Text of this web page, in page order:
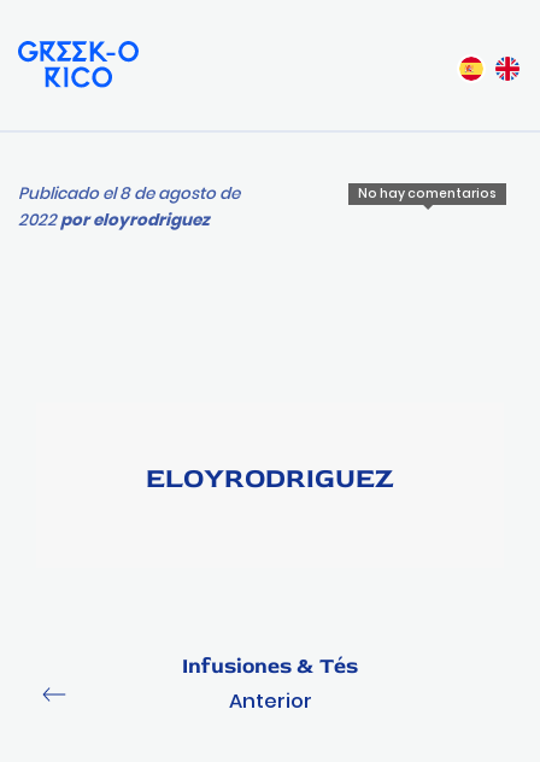
No hay comentarios
Publicado el 8 de agosto de
2022poreloyrodriguez
ELOYRODRIGUEZ
Infusiones & Tés
Anterior